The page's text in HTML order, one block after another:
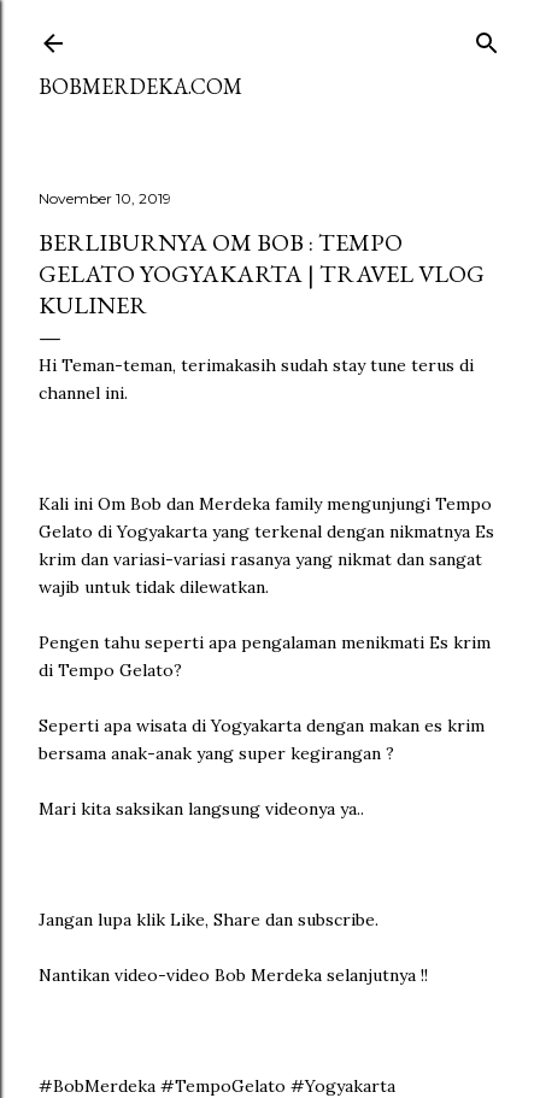
BOBMERDEKA.COM
November 10, 2019
BERLIBURNYA OM BOB : TEMPO
GELATO YOGYAKARTA | TRAVEL VLOG
KULINER
Hi Teman-teman, terimakasih sudah stay tune terus di
channel ini.
Kali ini Om Bob dan Merdeka family mengunjungi Tempo
Gelato di Yogyakarta yang terkenal dengan nikmatnya Es
krim dan variasi-variasi rasanya yang nikmat dan sangat
wajib untuk tidak dilewatkan.
Pengen tahu seperti apa pengalaman menikmati Es krim
di Tempo Gelato?
Seperti apa wisata di Yogyakarta dengan makan es krim
bersama anak-anak yang super kegirangan ?
Mari kita saksikan langsung videonya ya..
Jangan lupa klik Like, Share dan subscribe.
Nantikan video-video Bob Merdeka selanjutnya !!
#BobMerdeka #TempoGelato #Yogyakarta